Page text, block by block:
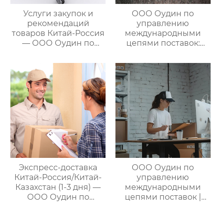
Услуги закупок и
рекомендаций
товаров Китай-Россия
— ООО Оудин по
международными
цепями поставок
ООО Оудин по
управлению
международными
цепями поставок:
трансграничной
логистики Китай-
Россия/Китай-
Казахстан,
предлагающий
множество
эффективных
способов доставки
для удовлетворения
различных
потребностей
клиентов
Экспресс-доставка
Китай-Россия/Китай-
Казахстан (1-3 дня) —
ООО Оудин по
ООО Оудин по
управлению
международными
цепями поставок |